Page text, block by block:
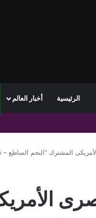
الرئيسية أخبار العالم
المشترك “النجم الساطع – 2025”